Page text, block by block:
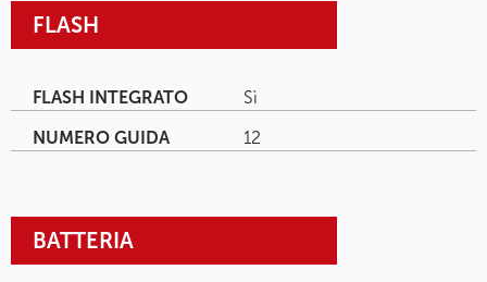
FLASH
FLASH INTEGRATO
Sì
NUMERO GUIDA
12
BATTERIA